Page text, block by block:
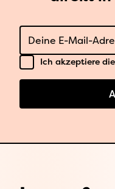
E-Mail
Datenschutz
Ich akzeptiere die